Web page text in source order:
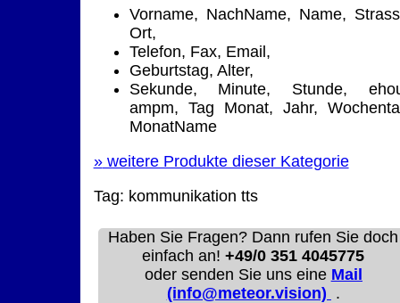
Vorname, NachName, Name,
Ort,
Telefon, Fax, Email,
Geburtstag, Alter,
Sekunde, Minute, Stunde,
ampm, Tag Monat, Jahr,
MonatName
»weitere Produkte dieser Kategorie
Tag: kommunikation tts
Haben Sie Fragen? Dann rufen Sie doch
einfach an!+49/0 351 4045775
oder senden Sie uns eine Mail
(info@meteor.vision) .